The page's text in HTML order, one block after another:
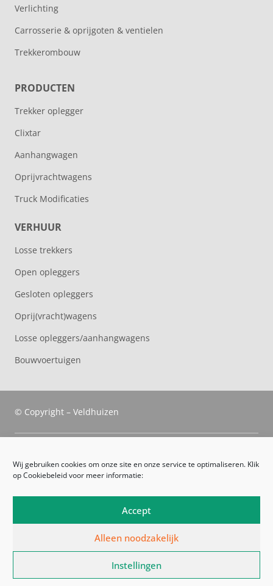
Wij gebruiken cookies om onze site en onze service te optimaliseren. Klik
op Cookiebeleid voor meer informatie:
Accept
Alleen noodzakelijk
Instellingen
Verlichting
Carrosserie & oprijgoten & ventielen
Trekkerombouw
PRODUCTEN
Trekker oplegger
Clixtar
Aanhangwagen
Oprijvrachtwagens
Truck Modificaties
VERHUUR
Losse trekkers
Open opleggers
Gesloten opleggers
Oprij(vracht)wagens
Losse opleggers/aanhangwagens
Bouwvoertuigen
© Copyright – Veldhuizen
Veldhuizen Trucks
Route
Algemene voorwaarden